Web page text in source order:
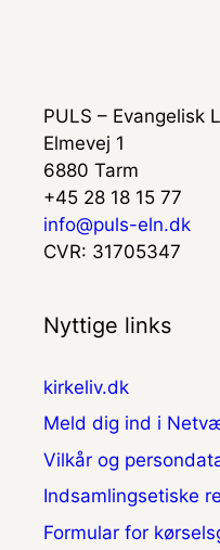
PULS – Evangelisk
Elmevej 1
6880 Tarm
+45 28 18 15 77
info@puls-eln.dk
CVR: 31705347
Nyttige links
kirkeliv.dk
Meld dig ind i
Vilkår og
Indsamlingsetiske
Formular for